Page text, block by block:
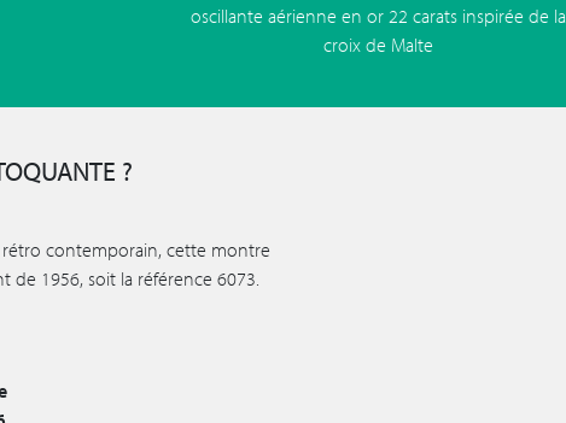
oscillante aérienne en or 22 carats inspirée de la
croix de Malte
?
rétro contemporain, cette montre
1956, soit la référence 6073.